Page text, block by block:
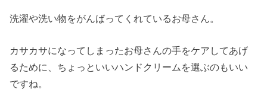
洗濯や洗い物をがんばってくれているお母さん。
カサカサになってしまったお母さんの手をケアしてあげ
るために、ちょっといいハンドクリームを選ぶのもいい
ですね。